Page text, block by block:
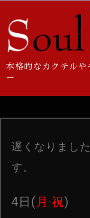
本格的なカクテルや
ー
遅くなりまし
す。
4日( 月·祝)